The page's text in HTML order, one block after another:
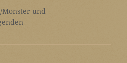
Monster und